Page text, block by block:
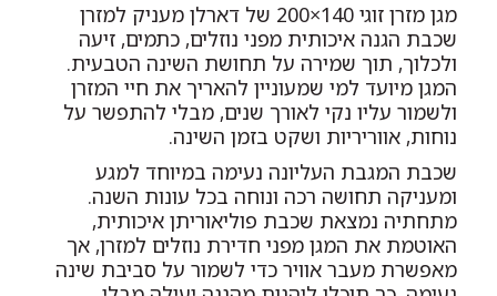
מגן מזרן זוגי 140×200 של דארלן מעניק למזרן
שכבת הגנה איכותית מפני נוזלים, כתמים, זיעה
ולכלוך, תוך שמירה על תחושת השינה הטבעית.
המגן מיועד למי שמעוניין להאריך את חיי המזרן
ולשמור עליו נקי לאורך שנים, מבלי להתפשר על
נוחות, אווריריות ושקט בזמן השינה.
שכבת המגבת העליונה נעימה במיוחד למגע
ומעניקה תחושה רכה ונוחה בכל עונות השנה.
מתחתיה נמצאת שכבת פוליאוריתן איכותית,
האוטמת את המגן מפני חדירת נוזלים למזרן, אך
מאפשרת מעבר אוויר כדי לשמור על סביבת שינה